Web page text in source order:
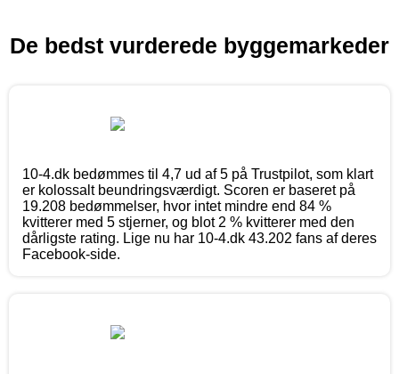
De bedst vurderede byggemarkeder
10-4.dk bedømmes til 4,7 ud af 5 på Trustpilot, som klart
er kolossalt beundringsværdigt. Scoren er baseret på
19.208 bedømmelser, hvor intet mindre end 84 %
kvitterer med 5 stjerner, og blot 2 % kvitterer med den
dårligste rating. Lige nu har 10-4.dk 43.202 fans af deres
Facebook-side.